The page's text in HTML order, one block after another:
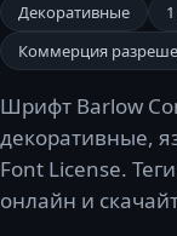
Декоративные 1
Коммерция
Шрифт Barlow
декоративные,
Font License.
онлайн и